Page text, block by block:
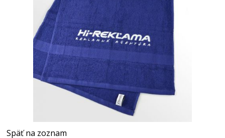
Späť na zoznam